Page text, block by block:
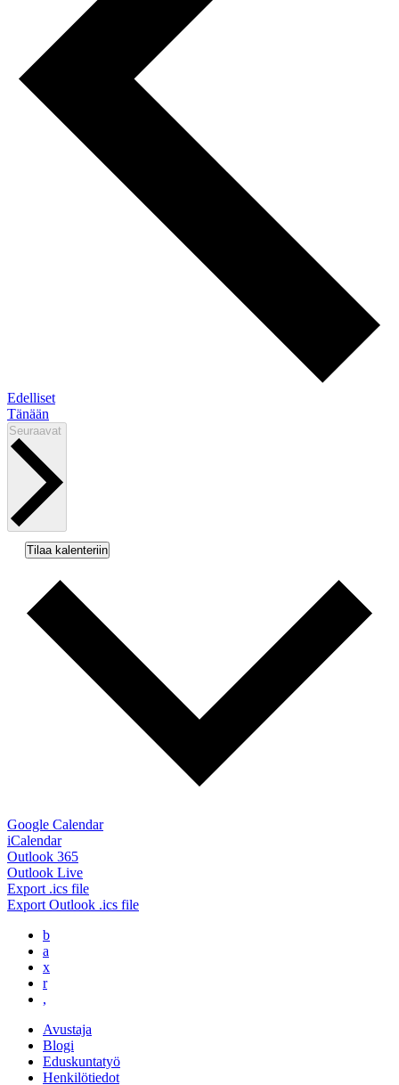
EdellisetTapahtumat
Tänään
Seuraavat
Tilaa kalenteriin
Google Calendar
iCalendar
Outlook 365
Outlook Live
Export .ics file
Export Outlook .ics file
b
a
x
r
,
Avustaja
Blogi
Eduskuntatyö
Henkilötiedot